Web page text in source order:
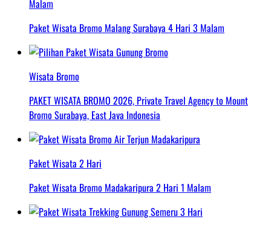
Malam
Paket Wisata Bromo Malang Surabaya 4 Hari 3 Malam
Wisata Bromo
PAKET WISATA BROMO 2026, Private Travel Agency to Mount
Bromo Surabaya, East Java Indonesia
Paket Wisata 2 Hari
Paket Wisata Bromo Madakaripura 2 Hari 1 Malam